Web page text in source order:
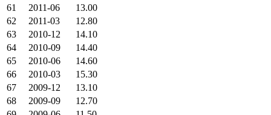
61
2011-06
13.00
62
2011-03
12.80
63
2010-12
14.10
64
2010-09
14.40
65
2010-06
14.60
66
2010-03
15.30
67
2009-12
13.10
68
2009-09
12.70